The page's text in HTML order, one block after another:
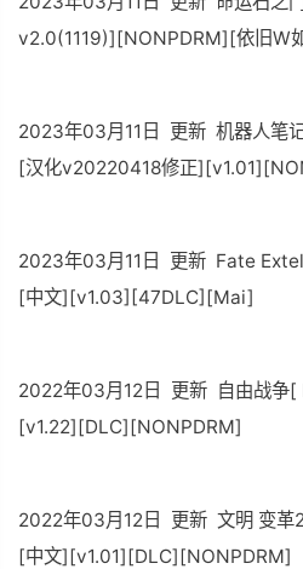
v2.0(1119)][NONPDRM][依旧W
2023年03月11日 更新 机器人笔
[汉化v20220418修正
2023年03月11日 更新 Fate
[中文][v1.03][47DLC][Mai]
2022年03月12日 更新 自由战争
[v1.22][DLC][NONPDRM]
2022年03月12日 更新 文明 变
[中文][v1.01][DLC][NONPDRM]